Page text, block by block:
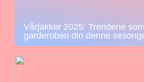
Vårjakker 2025: Trendene
garderoben din denne